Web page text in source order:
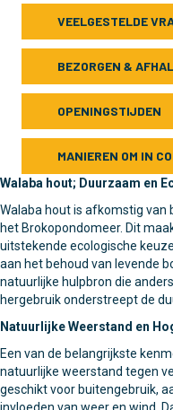
VEELGESTELDE
BEZORGEN &
OPENINGSTIJDEN
MANIEREN OM IN
Walaba hout; Duurzaam en
Walaba hout is afkomstig van
het Brokopondomeer. Dit
uitstekende ecologische
aan het behoud van levende
natuurlijke hulpbron die
hergebruik onderstreept de
Natuurlijke Weerstand en
Een van de belangrijkste
natuurlijke weerstand tegen
geschikt voor buitengebruik,